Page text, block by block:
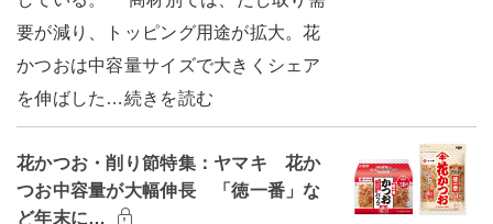
要が減り、トッピング用途が拡大。花
かつおは中容量サイズで大きくシェア
を伸ばした…続きを読む
花かつお・削り節特集：ヤマキ 花か
つお中容量が大幅伸長 「徳一番」な
ど年末に…